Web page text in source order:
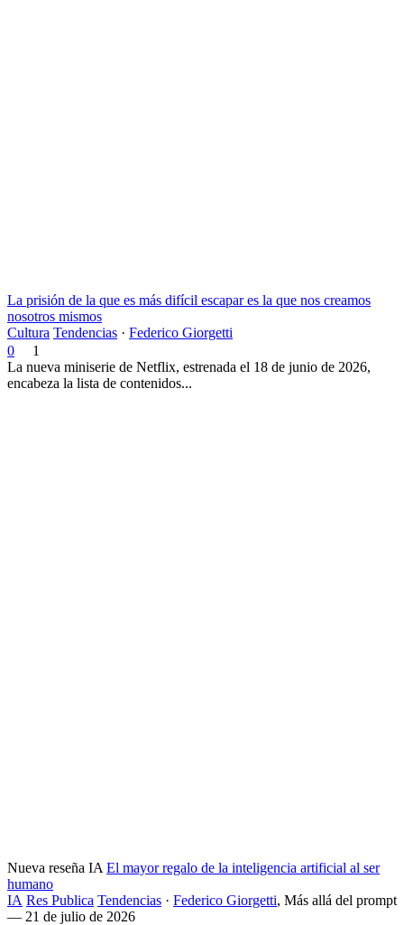
La prisión de la que es más difícil escapar es la que nos creamos
nosotros mismos
Cultura Tendencias · Federico Giorgetti
0
1
La nueva miniserie de Netflix, estrenada el 18 de junio de 2026,
encabeza la lista de contenidos...
Nueva reseña IA El mayor regalo de la inteligencia artificial al ser
humano
IA Res Publica Tendencias · Federico Giorgetti, Más allá del prompt
— 21 de julio de 2026